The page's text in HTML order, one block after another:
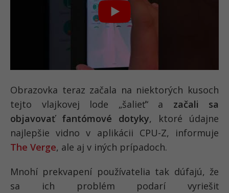
Obrazovka teraz začala na niektorých kusoch
tejto vlajkovej lode „šalieť“ a začali sa
objavovať fantómové dotyky, ktoré údajne
najlepšie vidno v aplikácii CPU-Z, informuje
The Verge, ale aj v iných prípadoch.
Mnohí prekvapení používatelia tak dúfajú, že
sa ich problém podarí vyriešiť